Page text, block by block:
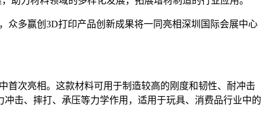
众多赢创3D打印产品创新成果将一同亮相深圳国际会展中心
次亮相。这款材料可用于制造较高的刚度和韧性、耐冲击
击、摔打、承压等力学作用，适用于玩具、消费品行业中的